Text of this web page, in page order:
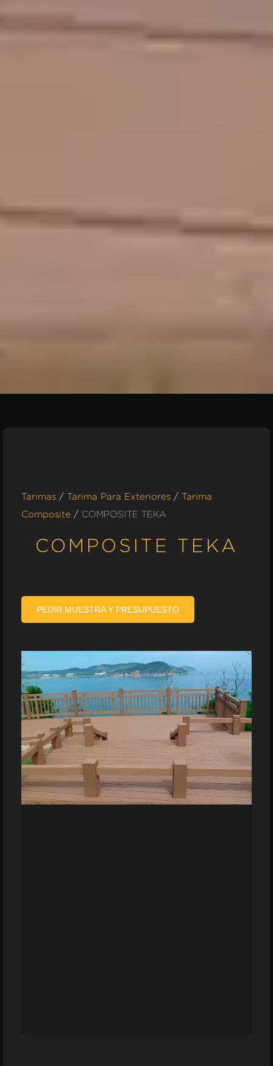
Tarimas / Tarima Para Exteriores /
Tarima
Composite / COMPOSITE TEKA
COMPOSITE TEKA
PEDIR MUESTRA Y PRESUPUESTO